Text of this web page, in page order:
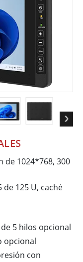
de 1024*768, 300
125 U, caché
5 hilos opcional
opcional
con